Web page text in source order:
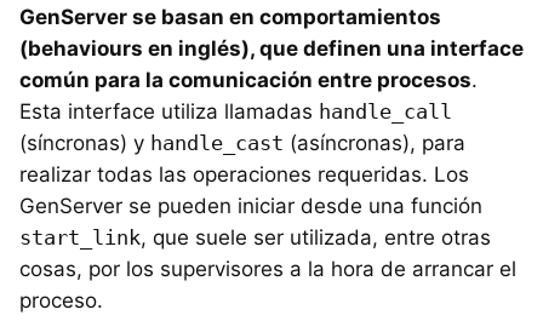
GenServer se basan en comportamientos
(behaviours en inglés), que definen una interface
común para la comunicación entre procesos.
Esta interface utiliza llamadas handle_call
(síncronas) y handle_cast (asíncronas), para
realizar todas las operaciones requeridas. Los
GenServer se pueden iniciar desde una función
start_link, que suele ser utilizada, entre otras
cosas, por los supervisores a la hora de arrancar el
proceso.